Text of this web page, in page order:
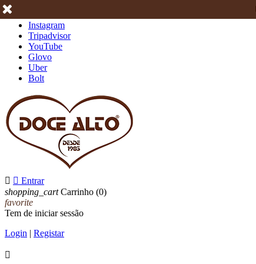
Instagram
Tripadvisor
YouTube
Glovo
Uber
Bolt
  Entrar
shopping_cart Carrinho (0)
favorite
Tem de iniciar sessão
Login | Registar
